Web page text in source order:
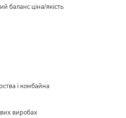
баланс ціна/якість
і комбайна
виробах